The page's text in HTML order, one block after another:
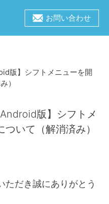
お問い合わせ
版】シフトメニューを開
）
版】シフトメ
いて（解消済み）
ただき誠にありがとう